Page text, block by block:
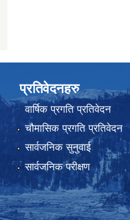
प्रतिवेदनहरु
वार्षिक प्रगति प्रतिवेदन
चौमासिक प्रगति प्रतिवेदन
सार्वजनिक सुनुवाई
सार्वजनिक परीक्षण